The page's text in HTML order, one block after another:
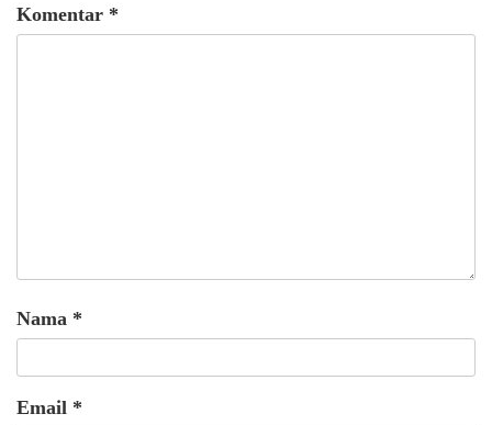
Komentar *
Nama *
Email *